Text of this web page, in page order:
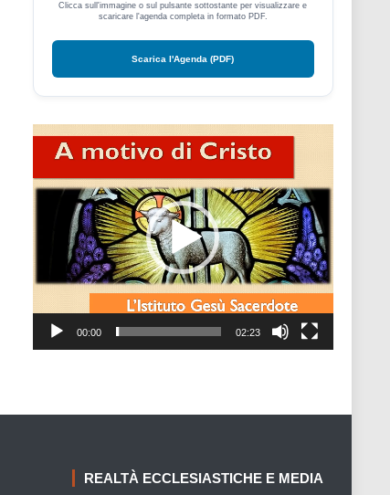
Clicca sull'immagine o sul pulsante sottostante per visualizzare e
scaricare l'agenda completa in formato PDF.
Scarica l'Agenda (PDF)
Video
Player
00:00 02:23
REALTÀ ECCLESIASTICHE E MEDIA